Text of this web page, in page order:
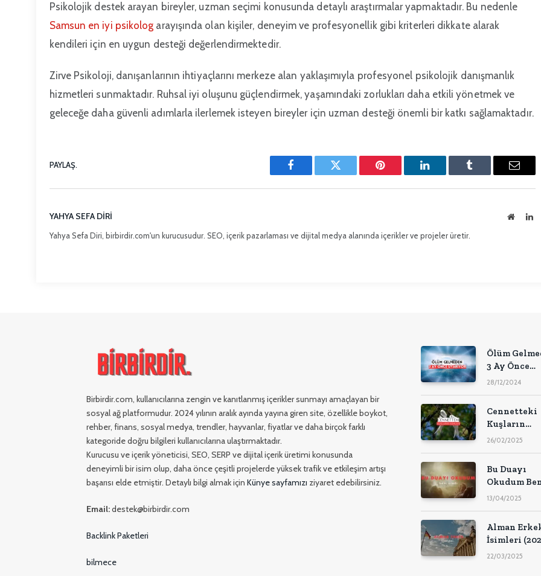
Psikolojik destek arayan bireyler, uzman seçimi konusunda detaylı araştırmalar yapmaktadır. Bu nedenle
Samsun en iyi psikolog arayışında olan kişiler, deneyim ve profesyonellik gibi kriterleri dikkate alarak
kendileri için en uygun desteği değerlendirmektedir.
Zirve Psikoloji, danışanlarının ihtiyaçlarını merkeze alan yaklaşımıyla profesyonel psikolojik danışmanlık
hizmetleri sunmaktadır. Ruhsal iyi oluşunu güçlendirmek, yaşamındaki zorlukları daha etkili yönetmek ve
geleceğe daha güvenli adımlarla ilerlemek isteyen bireyler için uzman desteği önemli bir katkı sağlamaktadır.
PAYLAŞ.
Facebook Twitter Pinterest'inLinkedIn Tumblr
E-
YAHYA SEFA DIRI
İnternet
Yahya Sefa Diri, birbirdir.com'un kurucusudur. SEO, içerik pazarlaması ve dijital medya alanında içerikler ve projeler üretir.
Birbirdir.com, kullanıcılarına zengin ve kanıtlanmış içerikler sunmayı amaçlayan bir
sosyal ağ platformudur. 2024 yılının aralık ayında yayına giren site, özellikle boykot,
rehber, finans, sosyal medya, trendler, hayvanlar, fiyatlar ve daha birçok farklı
kategoride doğru bilgileri kullanıcılarına ulaştırmaktadır.
Kurucusu ve içerik yöneticisi, SEO, SERP ve dijital içerik üretimi konusunda
deneyimli bir isim olup, daha önce çeşitli projelerde yüksek trafik ve etkileşim artışı
başarısı elde etmiştir. Detaylı bilgi almak için Künye sayfamızı ziyaret edebilirsiniz.
Email:destek@birbirdir.com
Backlink Paketleri
bilmece
Ölüm
3 Ay Önce
Uyarıyor
28/12/2024
Cennetteki
Kuşların
İsimleri
26/02/2025
Bu Duayı
Okudum
Aradı (Kesin
13/04/2025
Alman
İsimleri
22/03/2025